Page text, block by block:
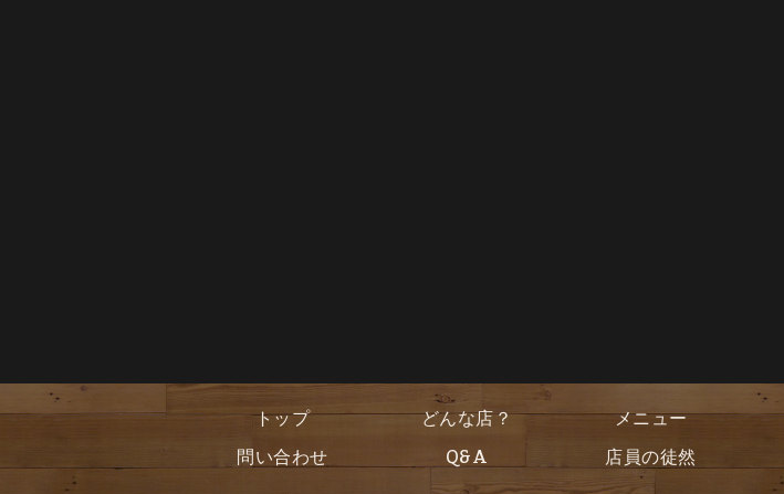
トップ どんな店？ メニュー
問い合わせ
Q&A 店員の徒然